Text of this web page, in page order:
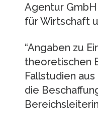
Agentur
für Wirtschaft
“Angaben zu
theoretischen
Fallstudien
die